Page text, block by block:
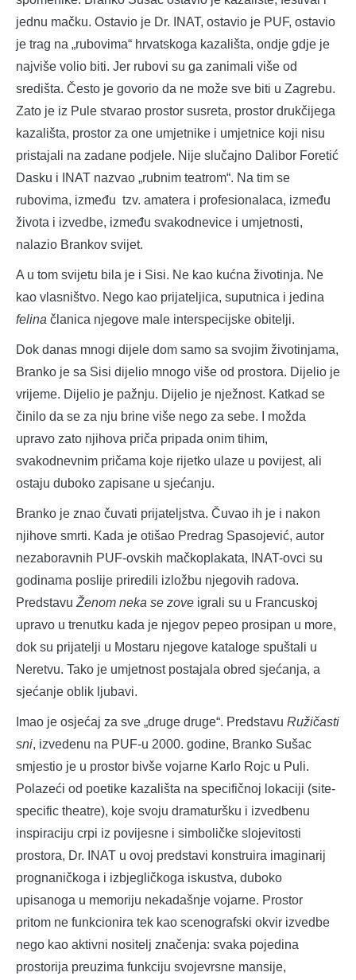
jednu mačku. Ostavio je Dr. INAT, ostavio je PUF, ostavio
je trag na „rubovima“ hrvatskoga kazališta, ondje gdje je
najviše volio biti. Jer rubovi su ga zanimali više od
središta. Često je govorio da ne može sve biti u Zagrebu.
Zato je iz Pule stvarao prostor susreta, prostor drukčijega
kazališta, prostor za one umjetnike i umjetnice koji nisu
pristajali na zadane podjele. Nije slučajno Dalibor Foretić
Dasku i INAT nazvao „rubnim teatrom“. Na tim se
rubovima, između tzv. amatera i profesionalaca, između
života i izvedbe, između svakodnevice i umjetnosti,
nalazio Brankov svijet.
A u tom svijetu bila je i Sisi. Ne kao kućna životinja. Ne
kao vlasništvo. Nego kao prijateljica, suputnica i jedina
felina članica njegove male interspecijske obitelji.
Dok danas mnogi dijele dom samo sa svojim životinjama,
Branko je sa Sisi dijelio mnogo više od prostora. Dijelio je
vrijeme. Dijelio je pažnju. Dijelio je nježnost. Katkad se
činilo da se za nju brine više nego za sebe. I možda
upravo zato njihova priča pripada onim tihim,
svakodnevnim pričama koje rijetko ulaze u povijest, ali
ostaju duboko zapisane u sjećanju.
Branko je znao čuvati prijateljstva. Čuvao ih je i nakon
njihove smrti. Kada je otišao Predrag Spasojević, autor
nezaboravnih PUF-ovskih mačkoplakata, INAT-ovci su
godinama poslije priredili izložbu njegovih radova.
Predstavu Ženom neka se zove igrali su u Francuskoj
upravo u trenutku kada je njegov pepeo prosipan u more,
dok su prijatelji u Mostaru njegove kataloge spuštali u
Neretvu. Tako je umjetnost postajala obred sjećanja, a
sjećanje oblik ljubavi.
Imao je osjećaj za sve „druge druge“. Predstavu Ružičasti
sni, izvedenu na PUF-u 2000. godine, Branko Sušac
smjestio je u prostor bivše vojarne Karlo Rojc u Puli.
Polazeći od poetike kazališta na specifičnoj lokaciji (site-
specific theatre), koje svoju dramaturšku i izvedbenu
inspiraciju crpi iz povijesne i simboličke slojevitosti
prostora, Dr. INAT u ovoj predstavi konstruira imaginarij
prognaničkoga i izbjegličkoga iskustva, duboko
upisanoga u memoriju nekadašnje vojarne. Prostor
pritom ne funkcionira tek kao scenografski okvir izvedbe
nego kao aktivni nositelj značenja: svaka pojedina
prostorija preuzima funkciju svojevrsne mansije,